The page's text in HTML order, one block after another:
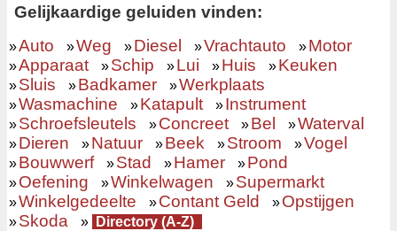
Gelijkaardige geluiden vinden:
»Auto »Weg »Diesel »Vrachtauto »Motor
»Apparaat »Schip »Lui »Huis »Keuken
»Sluis »Badkamer »Werkplaats
»Wasmachine »Katapult »Instrument
»Schroefsleutels »Concreet »Bel »Waterval
»Dieren »Natuur »Beek »Stroom »Vogel
»Bouwwerf »Stad »Hamer »Pond
»Oefening »Winkelwagen »Supermarkt
»Winkelgedeelte »Contant Geld »Opstijgen
»Skoda » Directory (A-Z)